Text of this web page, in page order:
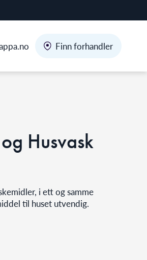
Finn forhandler
Husvask
i ett og samme
til huset utvendig.